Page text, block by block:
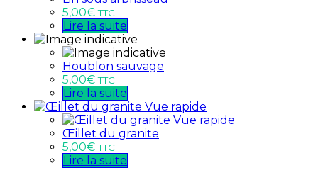
5,00€ TTC
Lire la suite
Houblon sauvage
5,00€ TTC
Lire la suite
Vue rapide
Vue rapide
Œillet du granite
5,00€ TTC
Lire la suite